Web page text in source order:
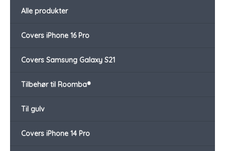
Alle produkter
Covers iPhone 16 Pro
Covers Samsung Galaxy S21
Tilbehør til Roomba®
Til gulv
Covers iPhone 14 Pro